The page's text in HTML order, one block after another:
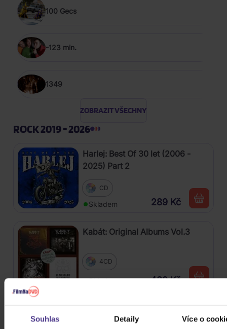
Souhlas Detaily Více o
100 Gecs
-123 min.
1349
ZOBRAZIT VŠECHNY
ROCK 2019 - 2026
Harlej: Best Of 30 let (2006 -
2025) Part 2
CD
Skladem 289 Kč
Kabát: Original Albums Vol.3
4CD
Skladem 439 Kč